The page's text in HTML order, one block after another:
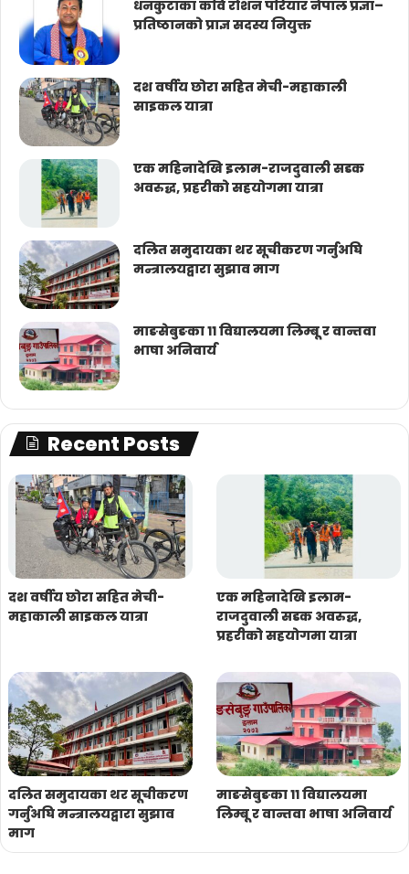
धनकुटाका कवि रोशन परियार नेपाल प्रज्ञा–
प्रतिष्ठानको प्राज्ञ सदस्य नियुक्त
दश वर्षीय छोरा सहित मेची-महाकाली
साइकल यात्रा
एक महिनादेखि इलाम-राजदुवाली सडक
अवरुद्ध, प्रहरीको सहयोगमा यात्रा
दलित समुदायका थर सूचीकरण गर्नुअघि
मन्त्रालयद्वारा सुझाव माग
माङसेबुङका ११ विद्यालयमा लिम्बू र वान्तवा
भाषा अनिवार्य
Recent Posts
दश वर्षीय छोरा सहित मेची-
महाकाली साइकल यात्रा
एक महिनादेखि इलाम-
राजदुवाली सडक अवरुद्ध,
प्रहरीको सहयोगमा यात्रा
दलित समुदायका थर सूचीकरण
गर्नुअघि मन्त्रालयद्वारा सुझाव
माग
माङसेबुङका ११ विद्यालयमा
लिम्बू र वान्तवा भाषा अनिवार्य